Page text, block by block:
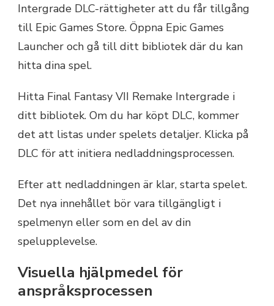
Intergrade DLC-rättigheter att du får tillgång
till Epic Games Store. Öppna Epic Games
Launcher och gå till ditt bibliotek där du kan
hitta dina spel.
Hitta Final Fantasy VII Remake Intergrade i
ditt bibliotek. Om du har köpt DLC, kommer
det att listas under spelets detaljer. Klicka på
DLC för att initiera nedladdningsprocessen.
Efter att nedladdningen är klar, starta spelet.
Det nya innehållet bör vara tillgängligt i
spelmenyn eller som en del av din
spelupplevelse.
Visuella hjälpmedel för
anspråksprocessen